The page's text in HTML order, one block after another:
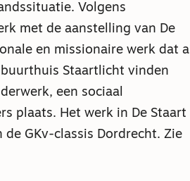
Volgens
met de aanstelling van De
en missionaire werk dat al
Staartlicht vinden
een sociaal
plaats. Het werk in De Staart
GKv-classis Dordrecht. Zie